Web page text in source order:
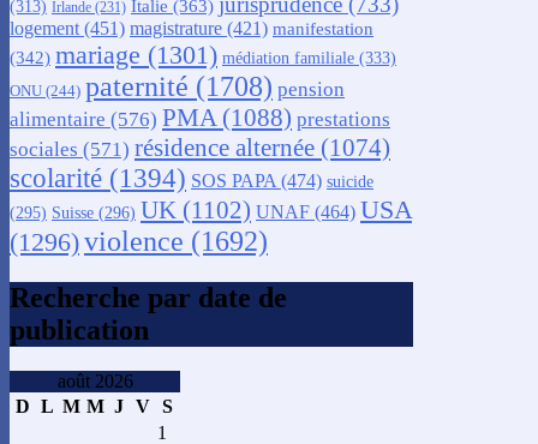
(313) Irlande (231) Italie (363)
logement (451) magistrature (421) manifestation
(342) mariage (1301) médiation familiale (333)
ONU (244) paternité (1708) pension
alimentaire (576) PMA(1088) prestations
sociales (571) résidence alternée (1074)
scolarité (1394) SOS PAPA(474) suicide
(295) Suisse (296) UK (1102) UNAF (464) USA
(1296)violence (1692)
Recherche par date de
publication
août 2026
D L M M J V S
1